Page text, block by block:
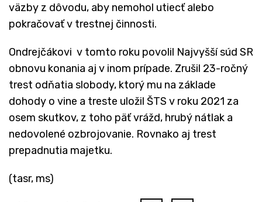
väzby z dôvodu, aby nemohol utiecť alebo
pokračovať v trestnej činnosti.
Ondrejčákovi v tomto roku povolil Najvyšší súd SR
obnovu konania aj v inom prípade. Zrušil 23-ročný
trest odňatia slobody, ktorý mu na základe
dohody o vine a treste uložil ŠTS v roku 2021 za
osem skutkov, z toho päť vrážd, hrubý nátlak a
nedovolené ozbrojovanie. Rovnako aj trest
prepadnutia majetku.
(tasr, ms)